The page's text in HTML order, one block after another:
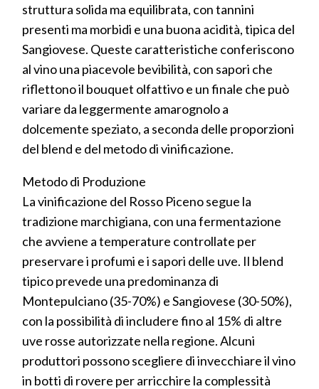
struttura solida ma equilibrata, con tannini
presenti ma morbidi e una buona acidità, tipica del
Sangiovese. Queste caratteristiche conferiscono
al vino una piacevole bevibilità, con sapori che
riflettono il bouquet olfattivo e un finale che può
variare da leggermente amarognolo a
dolcemente speziato, a seconda delle proporzioni
del blend e del metodo di vinificazione.
Metodo di Produzione
La vinificazione del Rosso Piceno segue la
tradizione marchigiana, con una fermentazione
che avviene a temperature controllate per
preservare i profumi e i sapori delle uve. Il blend
tipico prevede una predominanza di
Montepulciano (35-70%) e Sangiovese (30-50%),
con la possibilità di includere fino al 15% di altre
uve rosse autorizzate nella regione. Alcuni
produttori possono scegliere di invecchiare il vino
in botti di rovere per arricchire la complessità